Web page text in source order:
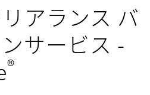
アランス バ
サービス -
®